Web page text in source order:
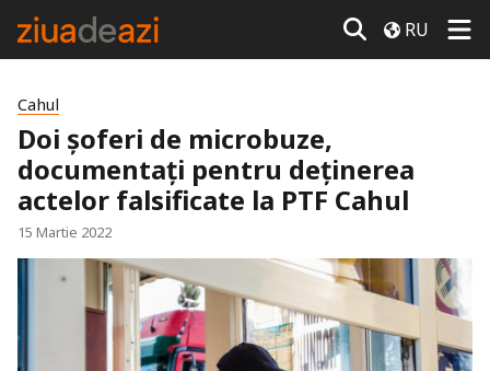
RU
Cahul
Doi șoferi de microbuze,
documentați pentru deținerea
actelor falsificate la PTF Cahul
15 Martie 2022